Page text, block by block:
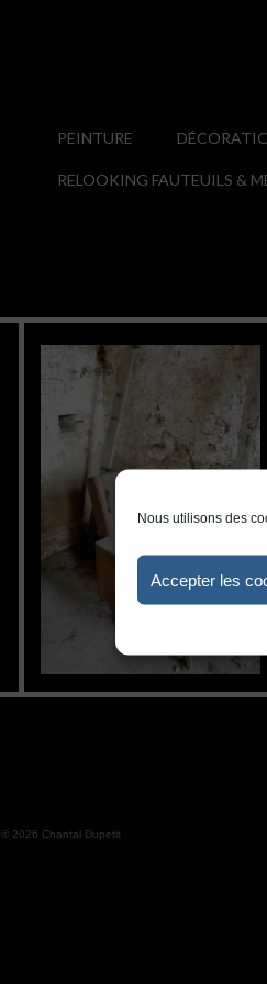
Nous utilisons des
Accepter les
PEINTURE
RELOOKING FAUTEUILS &
© 2026 Chantal Dupetit